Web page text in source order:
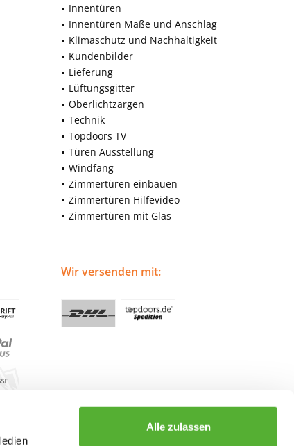
Alle zulassen
Innentüren
Innentüren Maße und Anschlag
Klimaschutz und Nachhaltigkeit
Kundenbilder
Lieferung
Lüftungsgitter
Oberlichtzargen
Technik
Topdoors TV
Türen Ausstellung
Windfang
Zimmertüren einbauen
Zimmertüren Hilfevideo
Zimmertüren mit Glas
Wir versenden mit: